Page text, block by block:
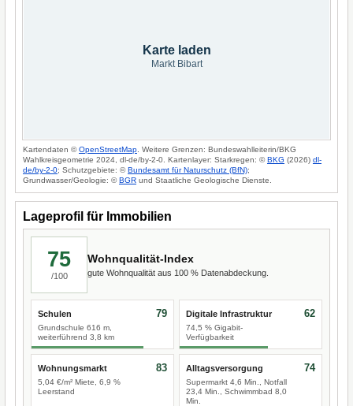
Karte laden
Markt Bibart
Kartendaten ©OpenStreetMap . Weitere Grenzen: Bundeswahlleiterin/BKG
Wahlkreisgeometrie 2024, dl-de/by-2-0. Kartenlayer: Starkregen: ©BKG (2026) dl-
de/by-2-0; Schutzgebiete: ©Bundesamt für Naturschutz (BfN);
Grundwasser/Geologie: ©BGR und Staatliche Geologische Dienste.
Lageprofil für Immobilien
75
/100
Wohnqualität-Index
gute Wohnqualität aus 100 % Datenabdeckung.
Schulen
Grundschule 616 m,
weiterführend 3,8 km
79 Digitale Infrastruktur
74,5 % Gigabit-
Verfügbarkeit
62
Wohnungsmarkt
5,04 €/m² Miete, 6,9 %
Leerstand
83 Alltagsversorgung
Supermarkt 4,6 Min., Notfall
23,4 Min., Schwimmbad 8,0
Min.
74